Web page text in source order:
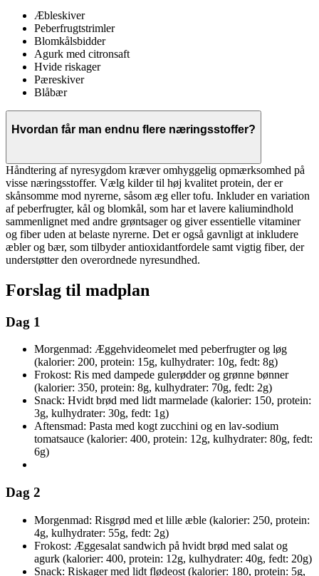
Æbleskiver
Peberfrugtstrimler
Blomkålsbidder
Agurk med citronsaft
Hvide riskager
Pæreskiver
Blåbær
Hvordan får man endnu flere næringsstoffer?
Håndtering af nyresygdom kræver omhyggelig opmærksomhed på
visse næringsstoffer. Vælg kilder til høj kvalitet protein, der er
skånsomme mod nyrerne, såsom æg eller tofu. Inkluder en variation
af peberfrugter, kål og blomkål, som har et lavere kaliumindhold
sammenlignet med andre grøntsager og giver essentielle vitaminer
og fiber uden at belaste nyrerne. Det er også gavnligt at inkludere
æbler og bær, som tilbyder antioxidantfordele samt vigtig fiber, der
understøtter den overordnede nyresundhed.
Forslag til madplan
Dag 1
Morgenmad: Æggehvideomelet med peberfrugter og løg
(kalorier: 200, protein: 15g, kulhydrater: 10g, fedt: 8g)
Frokost: Ris med dampede gulerødder og grønne bønner
(kalorier: 350, protein: 8g, kulhydrater: 70g, fedt: 2g)
Snack: Hvidt brød med lidt marmelade (kalorier: 150, protein:
3g, kulhydrater: 30g, fedt: 1g)
Aftensmad: Pasta med kogt zucchini og en lav-sodium
tomatsauce (kalorier: 400, protein: 12g, kulhydrater: 80g, fedt:
6g)
Dag 2
Morgenmad: Risgrød med et lille æble (kalorier: 250, protein:
4g, kulhydrater: 55g, fedt: 2g)
Frokost: Æggesalat sandwich på hvidt brød med salat og
agurk (kalorier: 400, protein: 12g, kulhydrater: 40g, fedt: 20g)
Snack: Riskager med lidt flødeost (kalorier: 180, protein: 5g,